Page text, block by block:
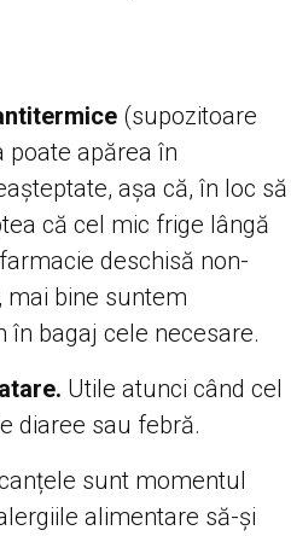
(supozitoare
poate apărea în
așa că, în loc să
că cel mic frige lângă
deschisă non-
mai bine suntem
în bagaj cele necesare.
Utile atunci când cel
diaree sau febră.
sunt momentul
alimentare să-și